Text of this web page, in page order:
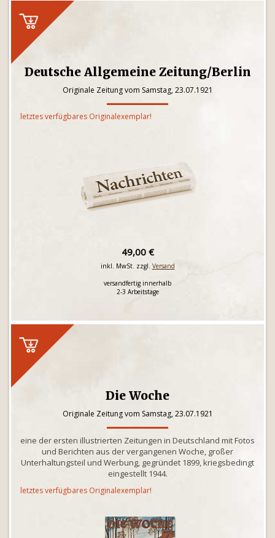
Deutsche Allgemeine Zeitung/Berlin
Originale Zeitung vom Samstag, 23.07.1921
letztes verfügbares Originalexemplar!
49,00 €
inkl. MwSt. zzgl. Versand
versandfertig innerhalb
2-3 Arbeitstage
Die Woche
Originale Zeitung vom Samstag, 23.07.1921
eine der ersten illustrierten Zeitungen in Deutschland mit Fotos
und Berichten aus der vergangenen Woche, großer
Unterhaltungsteil und Werbung, gegründet 1899, kriegsbedingt
eingestellt 1944.
letztes verfügbares Originalexemplar!